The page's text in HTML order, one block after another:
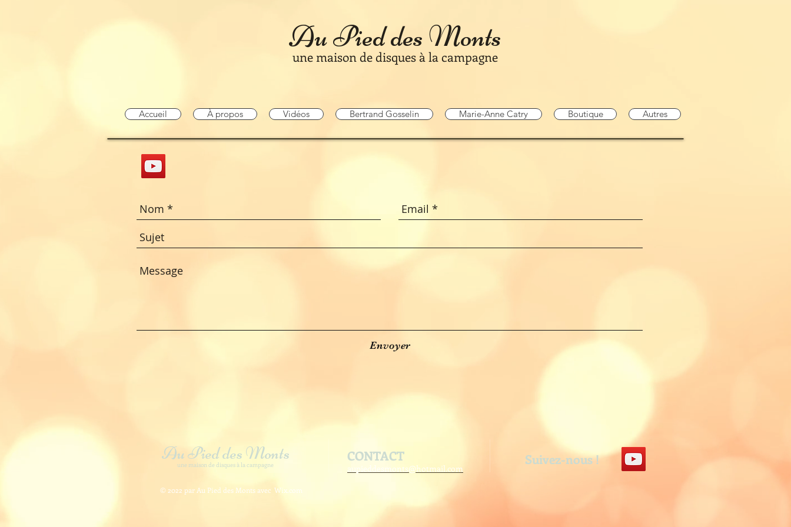
Au Pied des Monts
une maison de disques à la campagne
Accueil À propos Vidéos Bertrand Gosselin Marie-Anne Catry Boutique Autres
Envoyer
Au Pied des Monts
une maison de disques à la campagne
CONTACT
aupieddesmonts@hotmail.com
© 2022 par Au Pied des Monts avec Wix.com
Suivez-nous !